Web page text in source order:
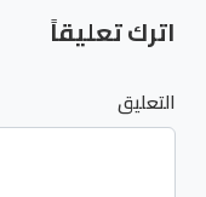
اترك تعليقاً
التعليق